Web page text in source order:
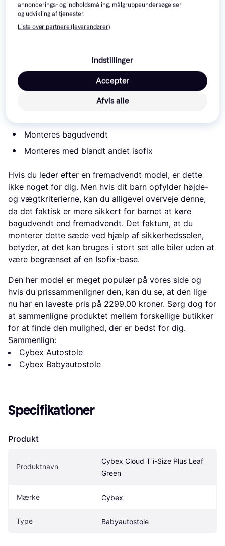
Laveste pris for Cybex Cloud T i-Size Plus Leaf Green
er - Det er den bedste pris lige nu blandt
være svært at vide, hvilken model der passer bedst til
dit barn og din bil, så sørg for at undersøge det inden
du køber.
Fås i blandt andet grøn
Monteres bagudvendt
Monteres med blandt andet isofix
Hvis du leder efter en fremadvendt model, er dette
ikke noget for dig. Men hvis dit barn opfylder højde-
og vægtkriterierne, kan du alligevel overveje denne,
da det faktisk er mere sikkert for barnet at køre
bagudvendt end fremadvendt. Det faktum, at du
monterer dette sæde ved hjælp af sikkerhedsselen,
betyder, at det kan bruges i stort set alle biler uden at
være begrænset af en Isofix-base.
Den her model er meget populær på vores side og
hvis du prissammenligner den, kan du se, at den lige
nu har en laveste pris på 2299.00 kroner. Sørg dog for
at sammenligne produktet mellem forskellige butikker
for at finde den mulighed, der er bedst for dig.
Sammenlign:
Cybex Autostole
Cybex Babyautostole
Specifikationer
Produkt
Produktnavn
Cybex Cloud T i-Size Plus Leaf
Green
Mærke Cybex
Type Babyautostole
annoncerings- og indholdsmåling, målgruppeundersøgelser
og udvikling af tjenester.
Liste over partnere (leverandører)
Indstillinger
Afvis alle
Accepter